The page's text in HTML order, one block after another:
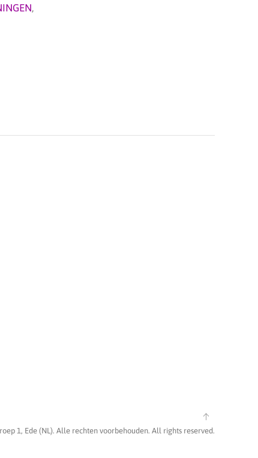
,
1, Ede (NL). Alle rechten voorbehouden. All rights reserved.